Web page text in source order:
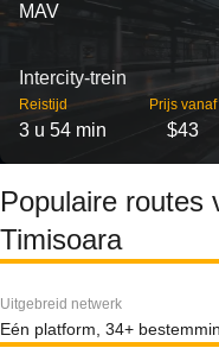
MAV
Intercity-trein
Reistijd
3 u 54 min
Prijs vanaf
$43
Populaire routes
Timisoara
Uitgebreid netwerk
Eén platform, 34+